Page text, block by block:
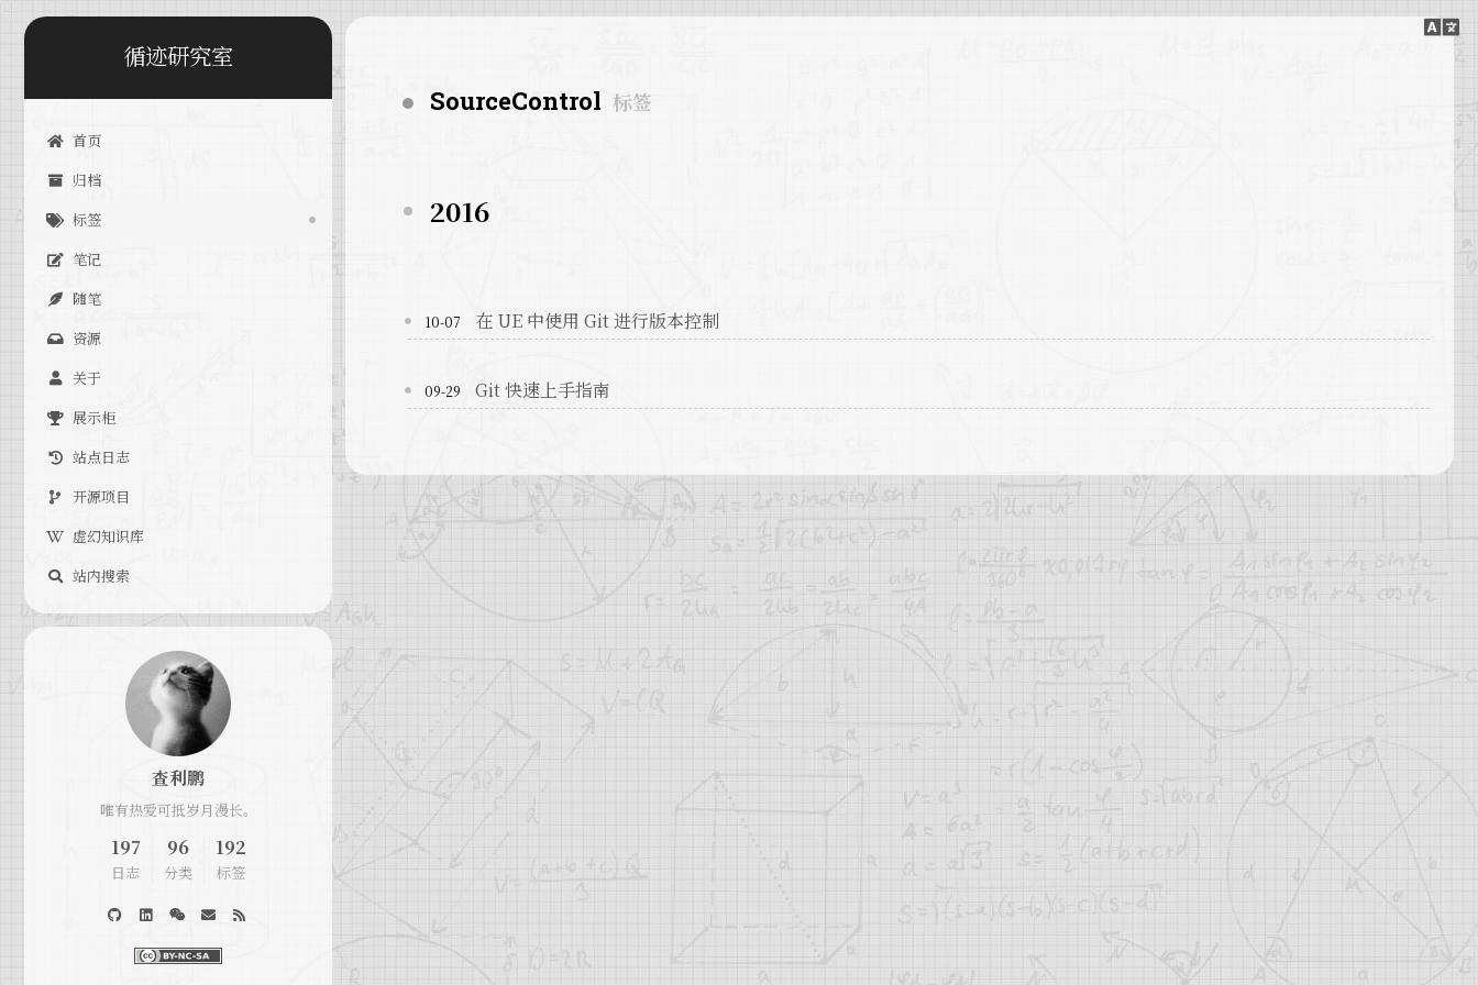
循迹研究室
首页
归档
标签
笔记
随笔
资源
关于
展示柜
站点日志
开源项目
虚幻知识库
站内搜索
SourceControl 标签
2016
10-07 在 UE 中使用 Git 进行版本控制
09-29 Git 快速上手指南
查利鹏
唯有热爱可抵岁月漫长。
197
日志
96
分类
192
标签